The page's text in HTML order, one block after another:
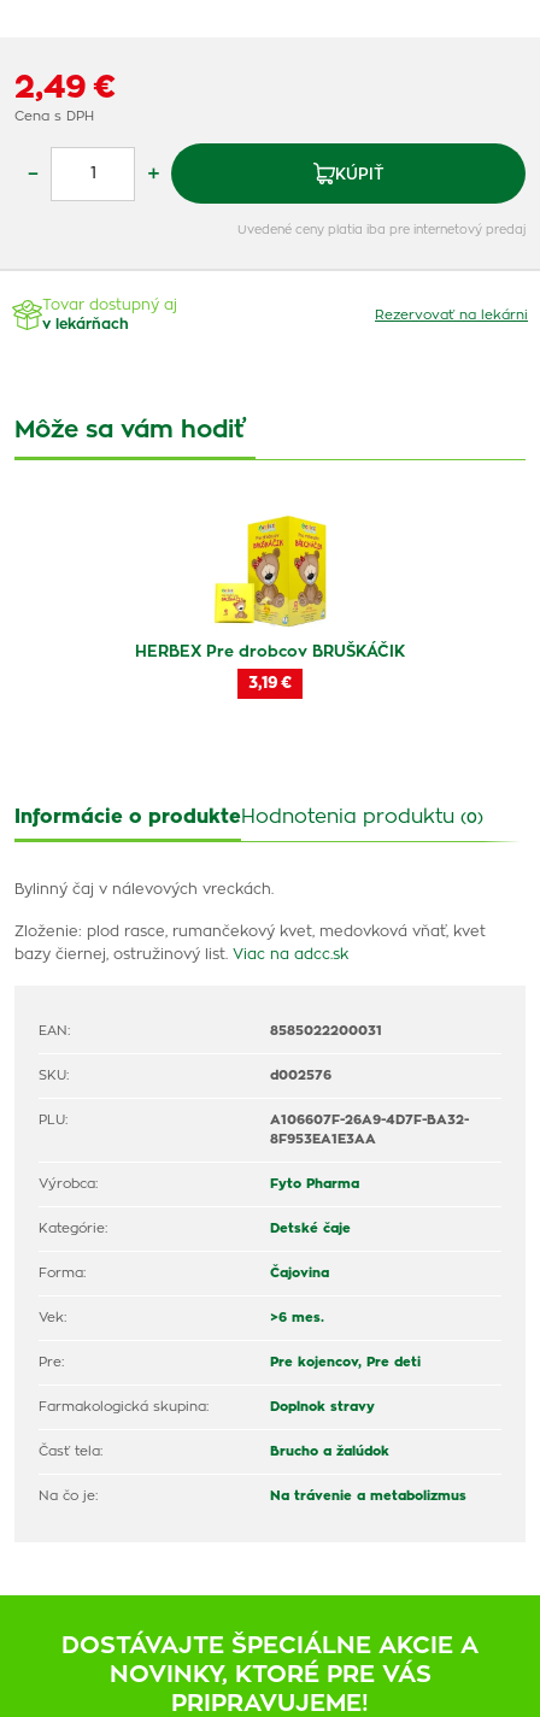
2,49 €
Cena s DPH
– + KÚPIŤ
Uvedené ceny platia iba pre internetový predaj
Tovar dostupný aj
v lekárňach
Rezervovať na lekárni
Môže sa vám hodiť
HERBEX Pre drobcov BRUŠKÁČIK
3,19 €
Informácie o produkteHodnotenia produktu (0)
Bylinný čaj v nálevových vreckách.
Zloženie: plod rasce, rumančekový kvet, medovková vňať, kvet
bazy čiernej, ostružinový list. Viac na adcc.sk
EAN: 8585022200031
SKU: d002576
PLU:
A106607F-26A9-4D7F-BA32-
8F953EA1E3AA
Výrobca: Fyto Pharma
Kategórie: Detské čaje
Forma: Čajovina
Vek: >6 mes.
Pre: Pre kojencov, Pre deti
Farmakologická skupina: Doplnok stravy
Časť tela: Brucho a žalúdok
Na čo je: Na trávenie a metabolizmus
DOSTÁVAJTE ŠPECIÁLNE AKCIE A
NOVINKY, KTORÉ PRE VÁS
PRIPRAVUJEME!